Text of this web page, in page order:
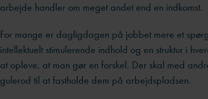
arbejde handler om meget andet end en indkomst.
For mange er dagligdagen på jobbet mere et
intellektuelt stimulerende indhold og en struktur i
at opleve, at man gør en forskel. Der skal med
gulerod til at fastholde dem på arbejdspladsen.